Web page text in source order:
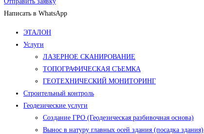
Написать в WhatsApp
Меню
ЭТАЛОН
Услуги
ЛАЗЕРНОЕ СКАНИРОВАНИЕ
ТОПОГРАФИЧЕСКАЯ СЪЕМКА
ГЕОТЕХНИЧЕСКИЙ МОНИТОРИНГ
Строительный контроль
Геодезические услуги
Создание ГРО (Геодезическая разбивочная основа)
Вынос в натуру главных осей здания (посадка здания)